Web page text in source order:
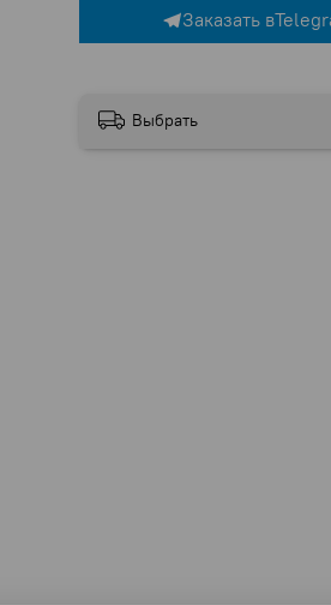
Заказать в
Выбрать